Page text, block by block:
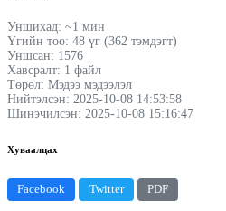
Уншихад: ~1 мин
Үгийн тоо: 48 үг (362 тэмдэгт)
Уншсан: 1576
Хавсралт: 1 файл
Төрөл: Мэдээ мэдээлэл
Нийтэлсэн: 2025-10-08 14:53:58
Шинэчилсэн: 2025-10-08 15:16:47
Хуваалцах
Facebook Twitter PDF